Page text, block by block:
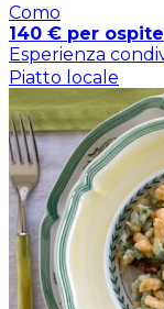
Como
140 € per ospite
Esperienza
Piatto locale